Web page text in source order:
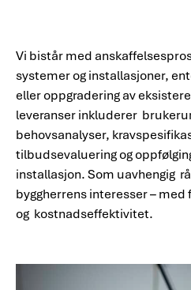
Vi bistår med
systemer og installasjoner,
eller oppgradering av
leveranser inkluderer
behovsanalyser,
tilbudsevaluering og
installasjon. Som uavhengig
byggherrens interesser –
og kostnadseffektivitet.